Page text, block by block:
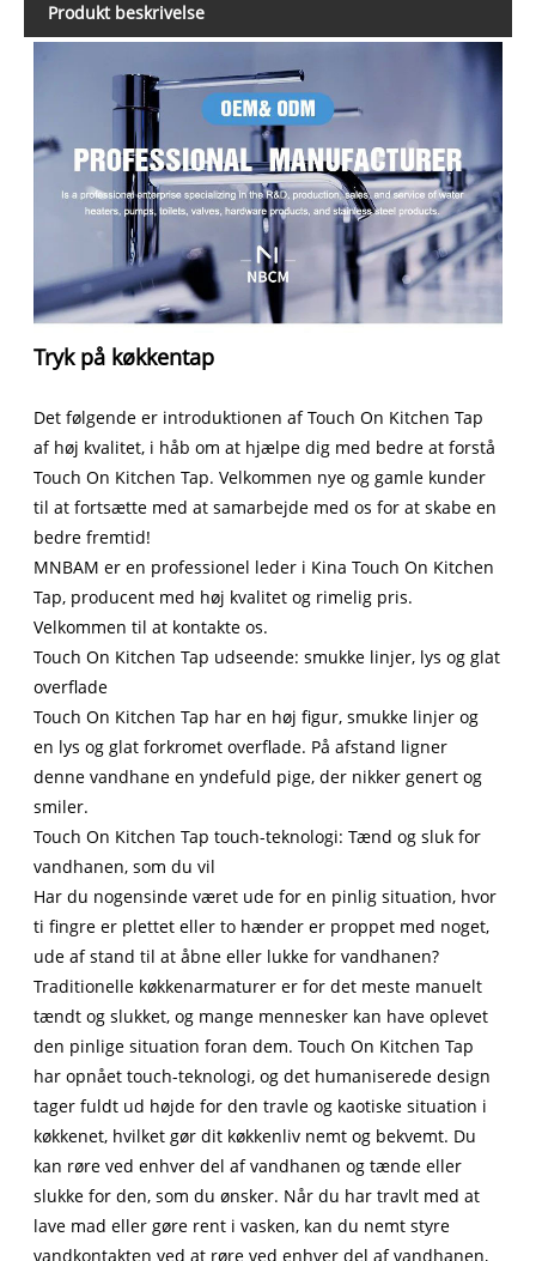
Produkt beskrivelse
Tryk på køkkentap
Det følgende er introduktionen af ​​Touch On Kitchen Tap
af høj kvalitet, i håb om at hjælpe dig med bedre at forstå
Touch On Kitchen Tap. Velkommen nye og gamle kunder
til at fortsætte med at samarbejde med os for at skabe en
bedre fremtid!
MNBAM er en professionel leder i Kina Touch On Kitchen
Tap, producent med høj kvalitet og rimelig pris.
Velkommen til at kontakte os.
Touch On Kitchen Tap udseende: smukke linjer, lys og glat
overflade
Touch On Kitchen Tap har en høj figur, smukke linjer og
en lys og glat forkromet overflade. På afstand ligner
denne vandhane en yndefuld pige, der nikker genert og
smiler.
Touch On Kitchen Tap touch-teknologi: Tænd og sluk for
vandhanen, som du vil
Har du nogensinde været ude for en pinlig situation, hvor
ti fingre er plettet eller to hænder er proppet med noget,
ude af stand til at åbne eller lukke for vandhanen?
Traditionelle køkkenarmaturer er for det meste manuelt
tændt og slukket, og mange mennesker kan have oplevet
den pinlige situation foran dem. Touch On Kitchen Tap
har opnået touch-teknologi, og det humaniserede design
tager fuldt ud højde for den travle og kaotiske situation i
køkkenet, hvilket gør dit køkkenliv nemt og bekvemt. Du
kan røre ved enhver del af vandhanen og tænde eller
slukke for den, som du ønsker. Når du har travlt med at
lave mad eller gøre rent i vasken, kan du nemt styre
vandkontakten ved at røre ved enhver del af vandhanen,